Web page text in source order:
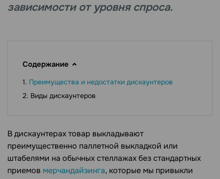
зависимости от уровня спроса.
Содержание
Преимущества и недостатки дискаунтеров
Виды дискаунтеров
В дискаунтерах товар выкладывают
преимущественно паллетной выкладкой или
штабелями на обычных стеллажах без стандартных
приемов мерчандайзинга, которые мы привыкли